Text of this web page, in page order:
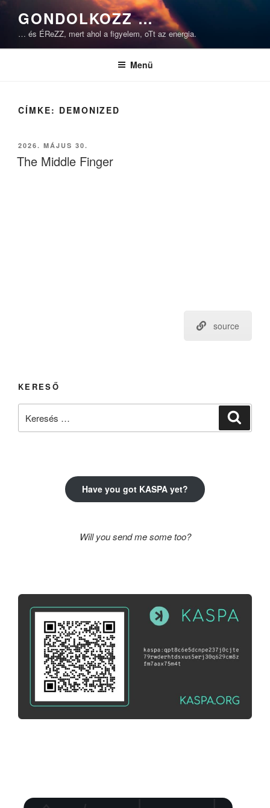
Tartalomhoz
GONDOLKOZZ …
… és ÉReZZ, mert ahol a figyelem, oTt az energia.
Menü
CÍMKE: DEMONIZED
BEKÜLDVE:
2026. MÁJUS 30.
The Middle Finger
source
KERESŐ
Have you got KASPA yet?
Will you send me some too?